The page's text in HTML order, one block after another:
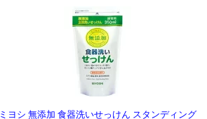
ミヨシ 無添加 食器洗いせっけん スタンディング